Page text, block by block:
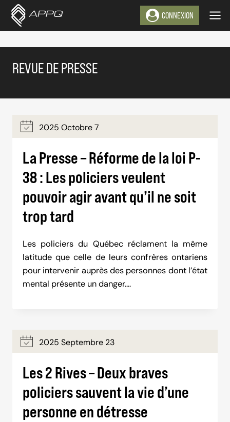
Aller
contenu
CONNEXION
REVUE DE PRESSE
2025 Octobre 7
La Presse – Réforme de la loi P-
38 : Les policiers veulent
pouvoir agir avant qu’il ne soit
trop tard
Les policiers du Québec réclament la même
latitude que celle de leurs confrères ontariens
pour intervenir auprès des personnes dont l’état
mental présente un danger….
2025 Septembre 23
Les 2 Rives – Deux braves
policiers sauvent la vie d’une
personne en détresse